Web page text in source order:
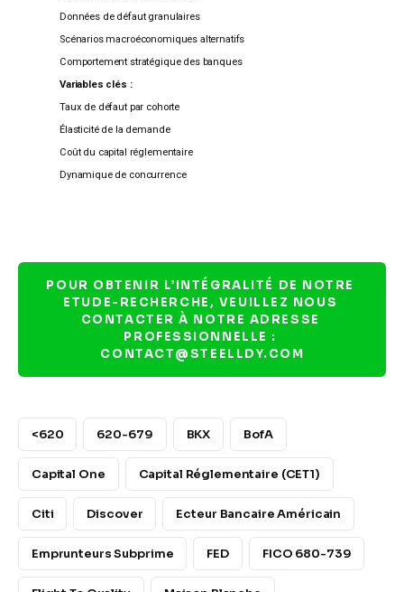
Données de défaut granulaires
Scénarios macroéconomiques alternatifs
Comportement stratégique des banques
Variables clés :
Taux de défaut par cohorte
Élasticité de la demande
Coût du capital réglementaire
Dynamique de concurrence
POUR OBTENIR L’INTÉGRALITÉ DE NOTRE
ETUDE-RECHERCHE, VEUILLEZ NOUS
CONTACTER À NOTRE ADRESSE
PROFESSIONNELLE :
CONTACT@STEELLDY.COM
<620 620-679 BKX BofA
Capital One Capital Réglementaire (CET1)
Citi Discover Ecteur Bancaire Américain
Emprunteurs Subprime FED FICO 680-739